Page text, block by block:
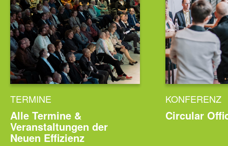
TERMINE
Alle Termine &
Veranstaltungen der
Neuen Effizienz
KONFERENZ
Circular